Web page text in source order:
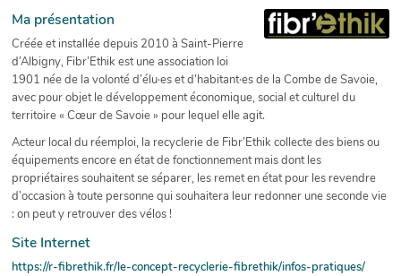
Ma présentation
Créée et installée depuis 2010 à Saint-Pierre
d’Albigny, Fibr’Ethik est une association loi
1901 née de la volonté d’élu·es et d’habitant·es de la Combe de Savoie,
avec pour objet le développement économique, social et culturel du
territoire « Cœur de Savoie » pour lequel elle agit.
Acteur local du réemploi, la recyclerie de Fibr’Ethik collecte des biens ou
équipements encore en état de fonctionnement mais dont les
propriétaires souhaitent se séparer, les remet en état pour les revendre
d’occasion à toute personne qui souhaitera leur redonner une seconde vie
: on peut y retrouver des vélos !
Site Internet
https://r-fibrethik.fr/le-concept-recyclerie-fibrethik/infos-pratiques/